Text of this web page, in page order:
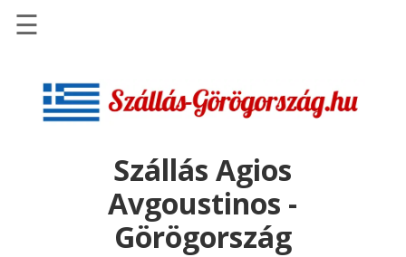
Szállások
Repülőjegy
pénzvisszatérítéssel
Autóbérlés
☰
Szállás Agios
Avgoustinos -
Görögország